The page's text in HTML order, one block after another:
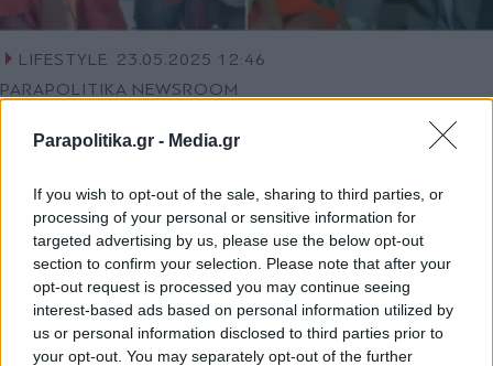
Parapolitika.gr - Media.gr
If you wish to opt-out of the sale, sharing to third parties, or
processing of your personal or sensitive information for
targeted advertising by us, please use the below opt-out
section to confirm your selection. Please note that after your
opt-out request is processed you may continue seeing
interest-based ads based on personal information utilized by
us or personal information disclosed to third parties prior to
your opt-out. You may separately opt-out of the further
LIFESTYLE 23.05.2025 12:46
PARAPOLITIKA NEWSROOM
Νατάσα Θεοδωρίδου: Σαν άλλη Αλίκη
Βουγιουκλάκη στο νέο της βιντεοκλίπ -
"Ήταν να βρεθούμε" (Βίντεο)